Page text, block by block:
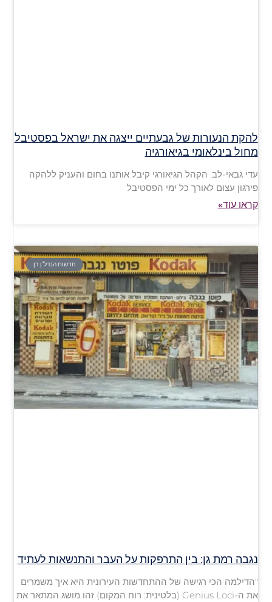
להקת הנעורות של גבעתיים ייצגה את ישראל בפסטיבל
מחול בינלאומי בגיאורגיה
עדי גבאי-לב: הקהל הגיאורגי קיבל אותנו בחום והעניק ללהקה
פירגון עצום לאורך כל ימי הפסטיבל
קראו עוד»
חדשות הנדל"ן דן
נגבה רמת גן: בין התרפקות על העבר והתנשאות לעתיד
"הדילמה הכי רגישה של ההתחדשות העירונית היא איך משמרים
את ה-Genius Loci (בלטינית: רוח המקום) זהו מושג המתאר את